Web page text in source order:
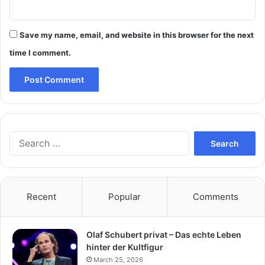
Save my name, email, and website in this browser for the next
time I comment.
Recent Popular Comments
Olaf Schubert privat – Das echte Leben
hinter der Kultfigur
March 25, 2026